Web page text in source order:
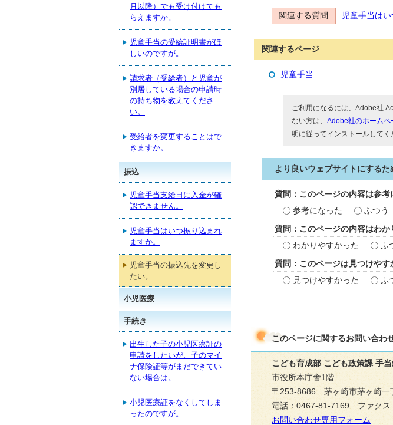
関連する質問 児童手当はい
関連するページ
児童手当
ご利用になるには、Adobe社
ない方は、Adobe社のホームペ
明に従ってインストールしてく
より良いウェブサイトにする
質問：このページの内容は参考
参考になった
ふつう
質問：このページの内容はわか
わかりやすかった
ふ
質問：このページは見つけやす
見つけやすかった
ふ
このページに関するお問い合わ
こども育成部 こども政策課 手
市役所本庁舎1階
〒253-8686 茅ヶ崎市茅ヶ崎一
電話：0467-81-7169 ファクス
お問い合わせ専用フォーム
月以降）でも受け付けても
らえますか。
児童手当の受給証明書がほ
しいのですが。
請求者（受給者）と児童が
別居している場合の申請時
の持ち物を教えてくださ
い。
受給者を変更することはで
きますか。
振込
児童手当支給日に入金が確
認できません。
児童手当はいつ振り込まれ
ますか。
児童手当の振込先を変更し
たい。
小児医療
手続き
出生した子の小児医療証の
申請をしたいが、子のマイ
ナ保険証等がまだできてい
ない場合は。
小児医療証をなくしてしま
ったのですが。